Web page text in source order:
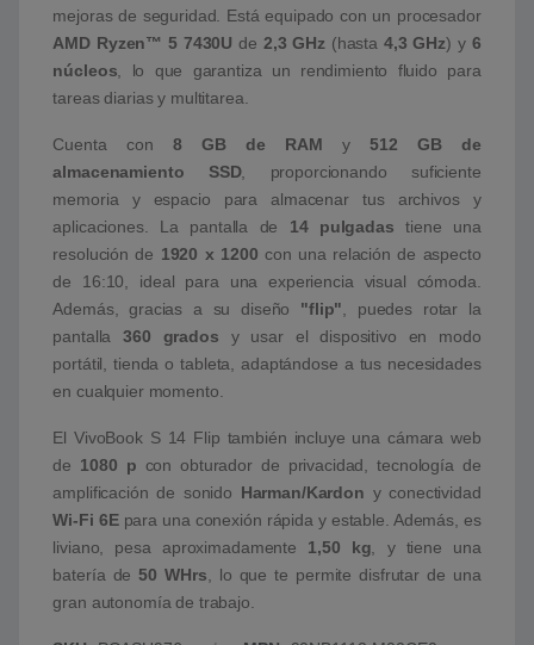
mejoras de seguridad. Está equipado con un procesador
AMD Ryzen™ 5 7430U de 2,3 GHz(hasta 4,3 GHz) y 6
núcleos, lo que garantiza un rendimiento fluido para
tareas diarias y multitarea.
Cuenta con 8 GB de RAM y 512 GB de
almacenamiento SSD, proporcionando suficiente
memoria y espacio para almacenar tus archivos y
aplicaciones. La pantalla de 14 pulgadas tiene una
resolución de 1920 x 1200 con una relación de aspecto
de 16:10, ideal para una experiencia visual cómoda.
Además, gracias a su diseño "flip", puedes rotar la
pantalla360 grados y usar el dispositivo en modo
portátil, tienda o tableta, adaptándose a tus necesidades
en cualquier momento.
El VivoBook S 14 Flip también incluye una cámara web
de 1080 p con obturador de privacidad, tecnología de
amplificación de sonido Harman/Kardon y conectividad
Wi-Fi 6Epara una conexión rápida y estable. Además, es
liviano, pesa aproximadamente 1,50 kg, y tiene una
batería de50 WHrs, lo que te permite disfrutar de una
gran autonomía de trabajo.